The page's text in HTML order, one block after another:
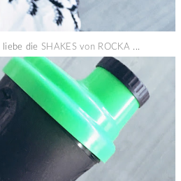
liebe dieSHAKES von ROCKA ...